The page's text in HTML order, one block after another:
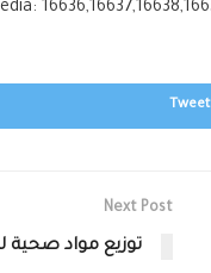
Tweet
Next Post
توزيع مواد صحية